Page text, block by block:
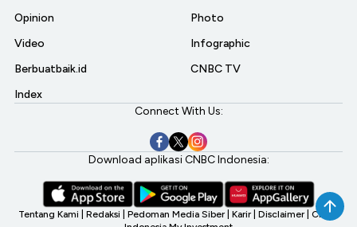
Opinion
Video
Berbuatbaik.id
Index
Photo
Infographic
CNBC TV
Connect With Us:
Download aplikasi CNBC Indonesia:
Tentang Kami Redaksi Pedoman Media Siber Karir Disclaimer CNBC